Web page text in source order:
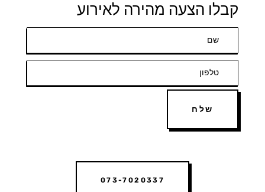
קבלו הצעה מהירה לאירוע
שלח
073-7020337